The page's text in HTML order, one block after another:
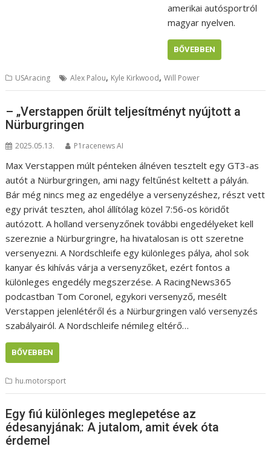
amerikai autósportról
magyar nyelven.
BŐVEBBEN
USAracing Alex Palou, Kyle Kirkwood,Will Power
– „Verstappen őrült teljesítményt nyújtott a
Nürburgringen
2025.05.13. P1racenews AI
Max Verstappen múlt pénteken álnéven tesztelt egy GT3-as
autót a Nürburgringen, ami nagy feltűnést keltett a pályán.
Bár még nincs meg az engedélye a versenyzéshez, részt vett
egy privát teszten, ahol állítólag közel 7:56-os köridőt
autózott. A holland versenyzőnek további engedélyeket kell
szereznie a Nürburgringre, ha hivatalosan is ott szeretne
versenyezni. A Nordschleife egy különleges pálya, ahol sok
kanyar és kihívás várja a versenyzőket, ezért fontos a
különleges engedély megszerzése. A RacingNews365
podcastban Tom Coronel, egykori versenyző, mesélt
Verstappen jelenlétéről és a Nürburgringen való versenyzés
szabályairól. A Nordschleife némileg eltérő…
BŐVEBBEN
hu.motorsport
Egy fiú különleges meglepetése az
édesanyjának: A jutalom, amit évek óta
érdemel